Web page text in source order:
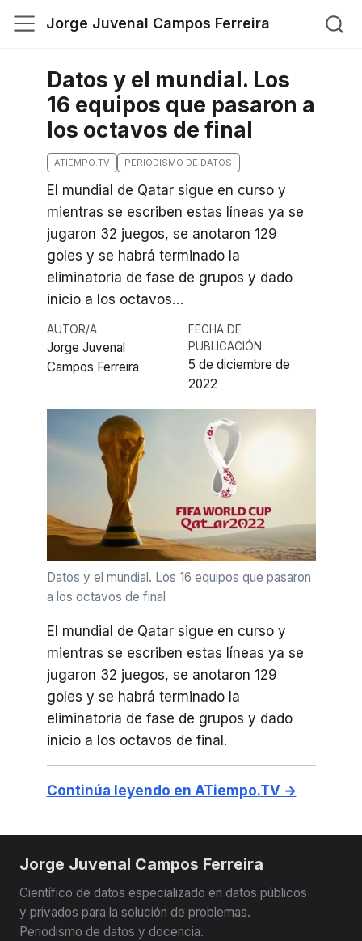
Jorge Juvenal Campos Ferreira
Datos y el mundial. Los
16 equipos que pasaron a
los octavos de final
ATIEMPO.TV PERIODISMO DE DATOS
El mundial de Qatar sigue en curso y
mientras se escriben estas líneas ya se
jugaron 32 juegos, se anotaron 129
goles y se habrá terminado la
eliminatoria de fase de grupos y dado
inicio a los octavos…
AUTOR/A
Jorge Juvenal
Campos Ferreira
FECHA DE
PUBLICACIÓN
5 de diciembre de
2022
Datos y el mundial. Los 16 equipos que pasaron
a los octavos de final
El mundial de Qatar sigue en curso y
mientras se escriben estas líneas ya se
jugaron 32 juegos, se anotaron 129
goles y se habrá terminado la
eliminatoria de fase de grupos y dado
inicio a los octavos de final.
Continúa leyendo en ATiempo.TV →
Jorge Juvenal Campos Ferreira
Científico de datos especializado en datos públicos
y privados para la solución de problemas.
Periodismo de datos y docencia.